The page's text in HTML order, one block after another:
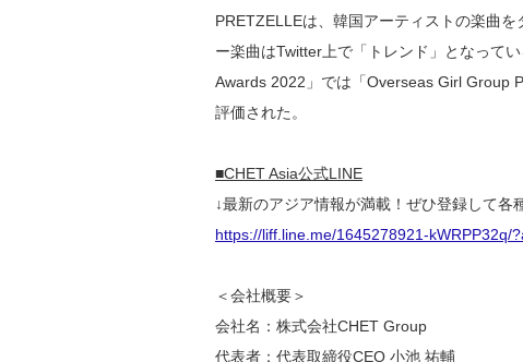
PRETZELLEは、韓国アーティストの楽曲
ー楽曲はTwitter上で「トレンド」となって
Awards 2022」では「Overseas Girl Group
評価された。
■CHET Asia公式LINE
↓最新のアジア情報が満載！ぜひ登録して各
https://liff.line.me/1645278921-kWRPP32q/
＜会社概要＞
会社名：株式会社CHET Group
代表者：代表取締役CEO 小池 祐輔